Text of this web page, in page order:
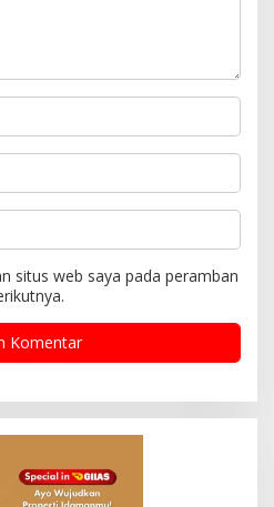
situs web saya pada peramban